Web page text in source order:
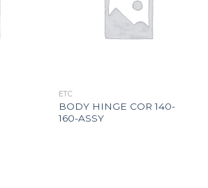
ETC
BODY HINGE COR 140-
160-ASSY